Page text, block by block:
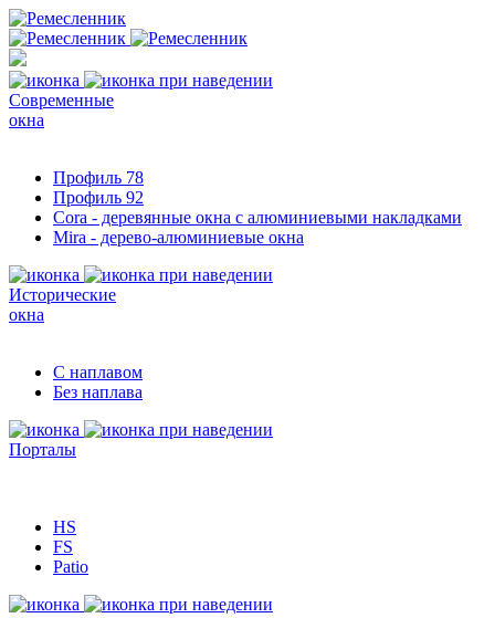
Современные
окна
Профиль 78
Профиль 92
Cora - деревянные окна с алюминиевыми накладками
Mira - дерево-алюминиевые окна
Исторические
окна
С наплавом
Без наплава
Порталы
HS
FS
Patio